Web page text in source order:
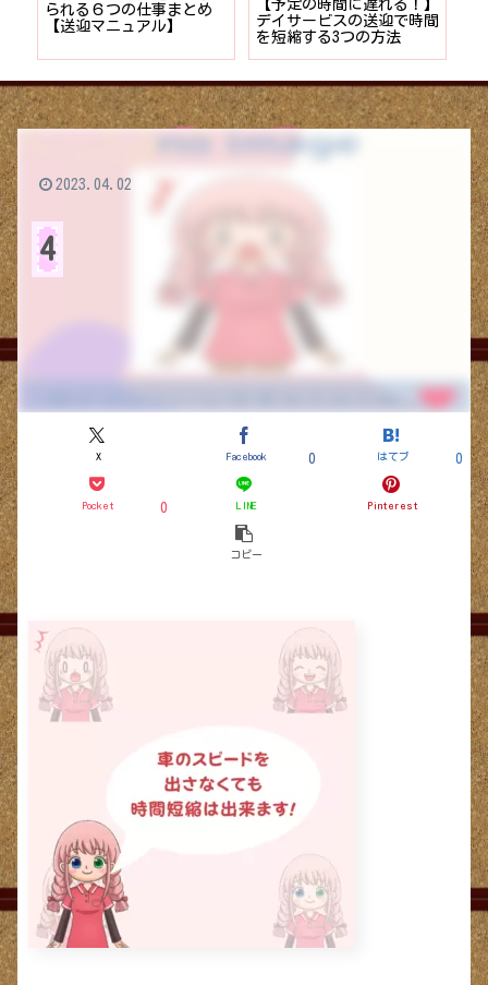
られる６つの仕事まとめ
【送迎マニュアル】
【予定の時間に遅れる！】
デイサービスの送迎で時間
を短縮する3つの方法
4
X Facebook 0 はてブ 0
Pocket 0 LINE Pinterest
コピー
2023.04.02